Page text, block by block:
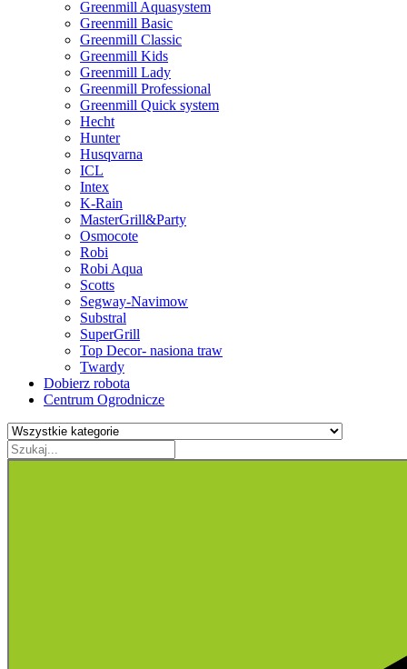
Greenmill Aquasystem
Greenmill Basic
Greenmill Classic
Greenmill Kids
Greenmill Lady
Greenmill Professional
Greenmill Quick system
Hecht
Hunter
Husqvarna
ICL
Intex
K-Rain
MasterGrill&Party
Osmocote
Robi
Robi Aqua
Scotts
Segway-Navimow
Substral
SuperGrill
Top Decor- nasiona traw
Twardy
Dobierz robota
Centrum Ogrodnicze